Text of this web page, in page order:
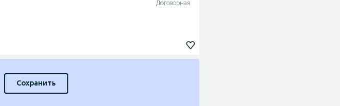
Договорная
Сохранить